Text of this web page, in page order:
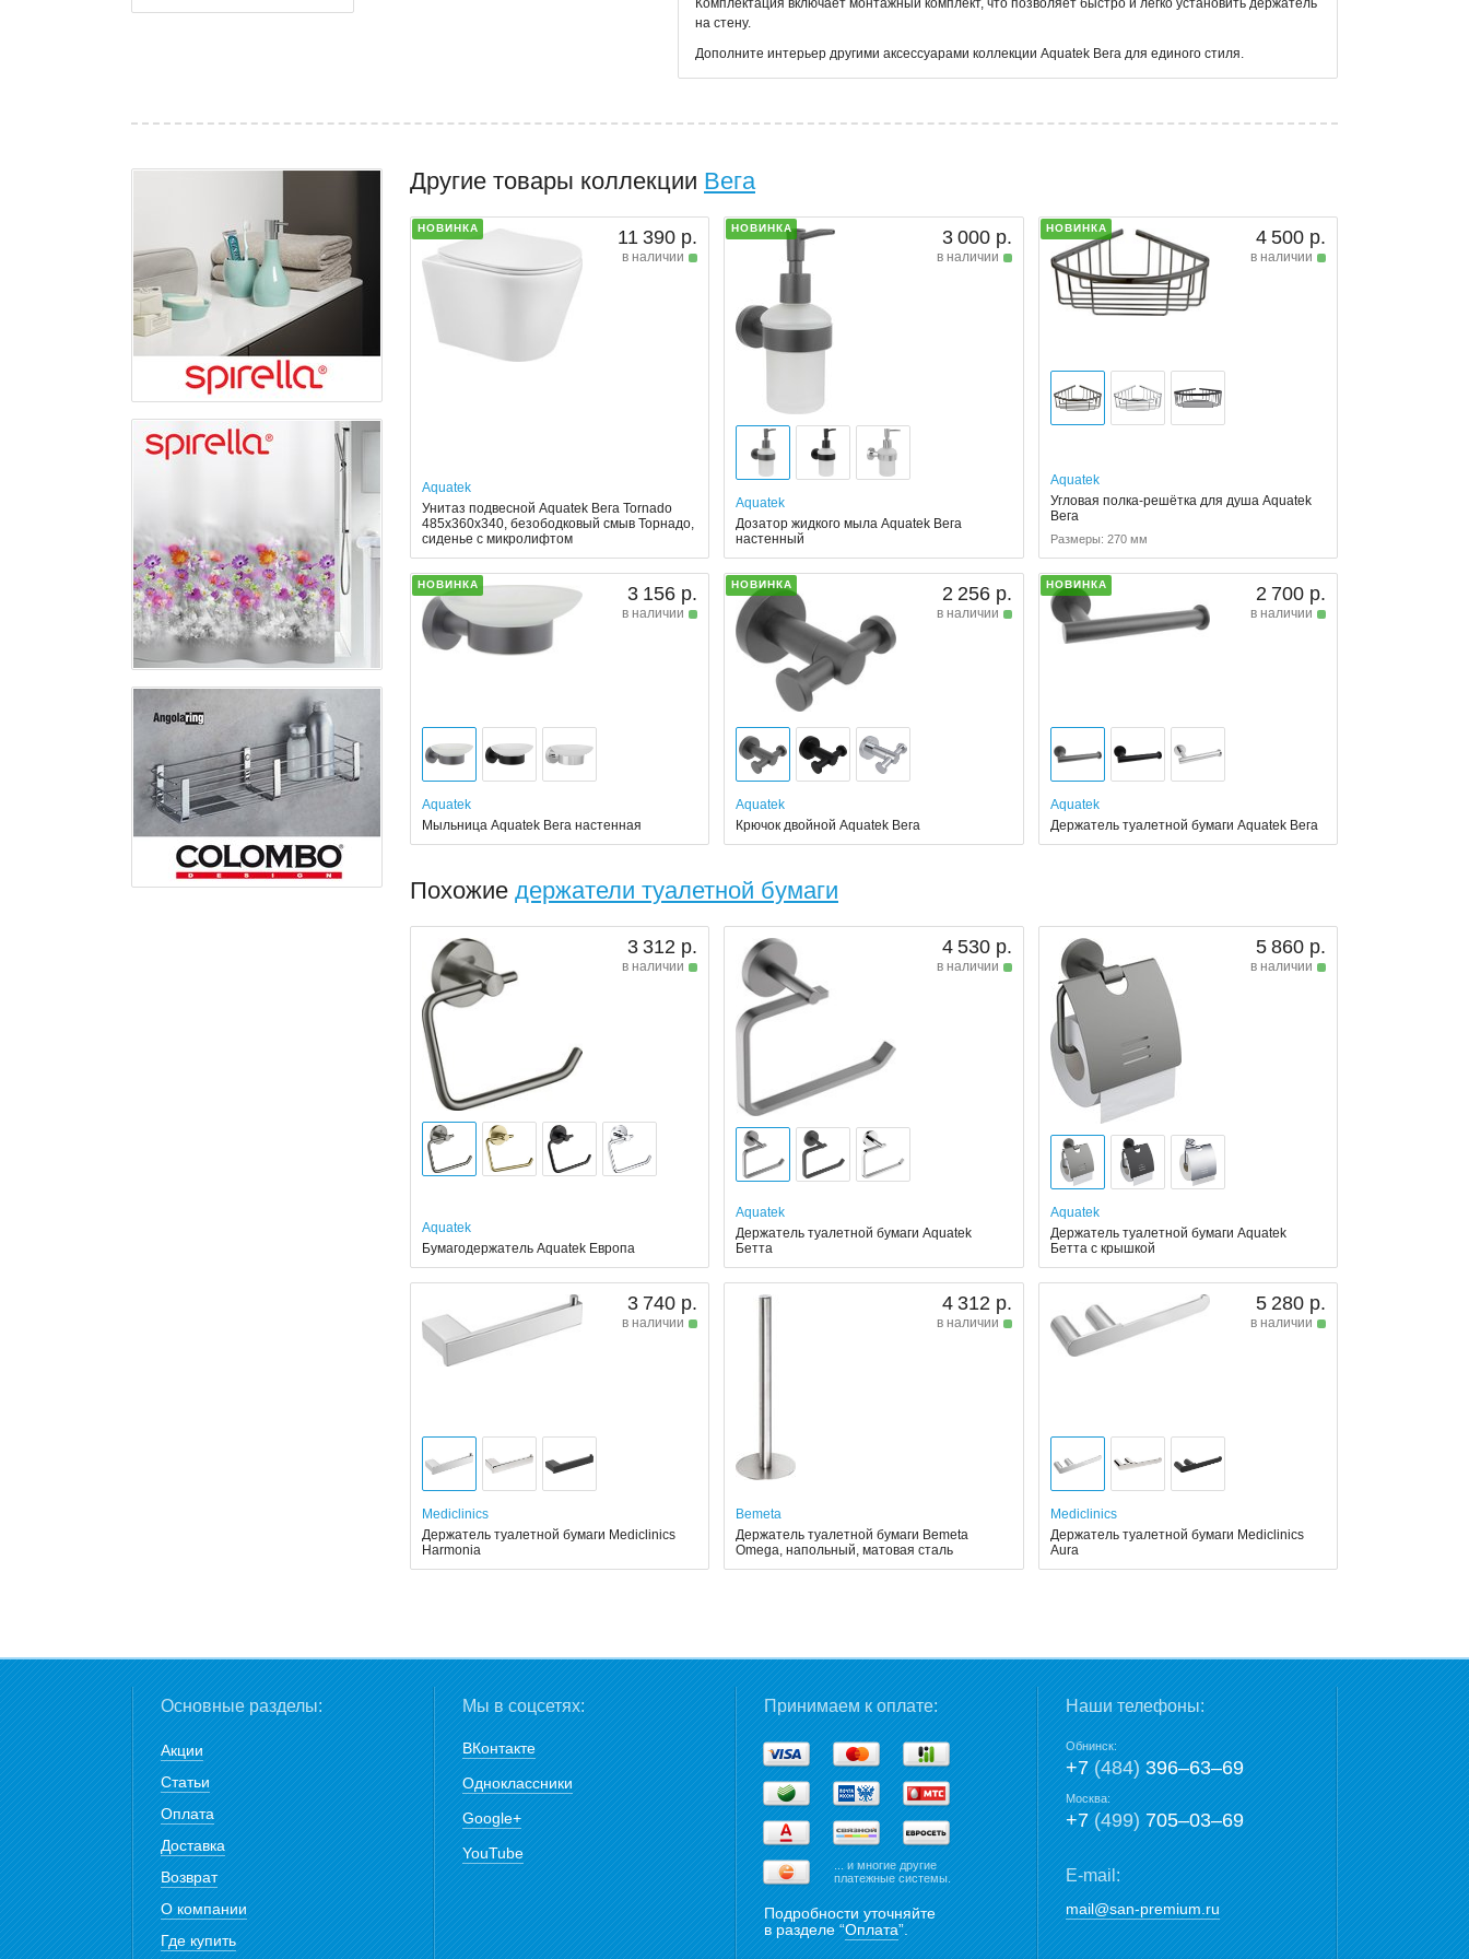
Комплектация включает монтажный комплект, что позволяет быстро и легко установить держатель
на стену.
Дополните интерьер другими аксессуарами коллекции Aquatek Вега для единого стиля.
Другие товары коллекции Вега
НОВИНКА 11 390 р.
в наличии
Aquatek
Унитаз подвесной Aquatek Вега Tornado
485x360x340, безободковый смыв Торнадо,
сиденье с микролифтом
НОВИНКА 3 000 р.
в наличии
Aquatek
Дозатор жидкого мыла Aquatek Вега
настенный
НОВИНКА 4 500 р.
в наличии
Aquatek
Угловая полка-решётка для душа Aquatek
Вега
Размеры: 270 мм
НОВИНКА 3 156 р.
в наличии
Aquatek
Мыльница Aquatek Вега настенная
НОВИНКА 2 256 р.
в наличии
Aquatek
Крючок двойной Aquatek Вега
НОВИНКА 2 700 р.
в наличии
Aquatek
Держатель туалетной бумаги Aquatek Вега
Похожие держатели туалетной бумаги
3 312 р.
в наличии
Aquatek
Бумагодержатель Aquatek Европа
4 530 р.
в наличии
Aquatek
Держатель туалетной бумаги Aquatek
Бетта
5 860 р.
в наличии
Aquatek
Держатель туалетной бумаги Aquatek
Бетта с крышкой
3 740 р.
в наличии
Mediclinics
Держатель туалетной бумаги Mediclinics
Harmonia
4 312 р.
в наличии
Bemeta
Держатель туалетной бумаги Bemeta
Omega, напольный, матовая сталь
5 280 р.
в наличии
Mediclinics
Держатель туалетной бумаги Mediclinics
Aura
Основные разделы:
Акции
Статьи
Оплата
Доставка
Возврат
О компании
Где купить
Мы в соцсетях:
ВКонтакте
Одноклассники
Google+
YouTube
Принимаем к оплате:
... и многие другие
платежные системы.
Подробности уточняйте
в разделе “Оплата”.
Наши телефоны:
Обнинск:
+7(484)396‒63‒69
Москва:
+7(499)705‒03‒69
E-mail:
mail@san-premium.ru